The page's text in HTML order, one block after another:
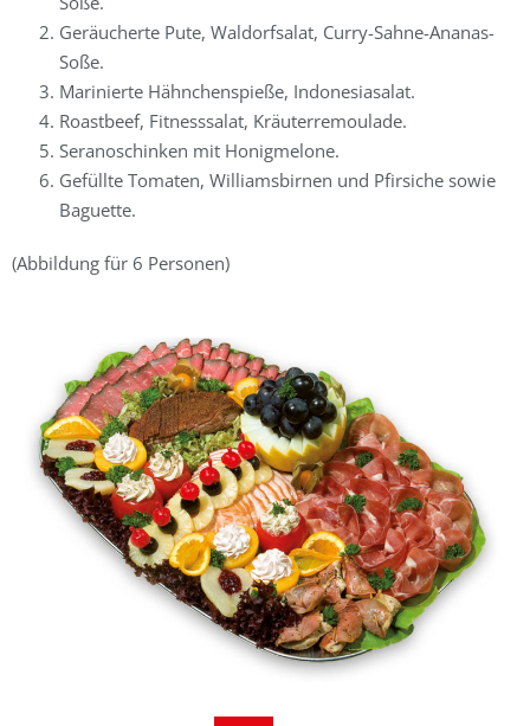
Geräucherte Pute, Waldorfsalat, Curry-Sahne-Ananas-
Soße.
Marinierte Hähnchenspieße, Indonesiasalat.
Roastbeef, Fitnesssalat, Kräuterremoulade.
Seranoschinken mit Honigmelone.
Gefüllte Tomaten, Williamsbirnen und Pfirsiche sowie
Baguette.
(Abbildung für 6 Personen)